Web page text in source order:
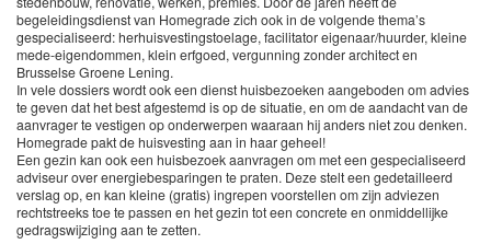
begeleidingsdienst van Homegrade zich ook in de volgende thema’s
gespecialiseerd: herhuisvestingstoelage, facilitator eigenaar/huurder, kleine
mede-eigendommen, klein erfgoed, vergunning zonder architect en
Brusselse Groene Lening.
In vele dossiers wordt ook een dienst huisbezoeken aangeboden om advies
te geven dat het best afgestemd is op de situatie, en om de aandacht van de
aanvrager te vestigen op onderwerpen waaraan hij anders niet zou denken.
Homegrade pakt de huisvesting aan in haar geheel!
Een gezin kan ook een huisbezoek aanvragen om met een gespecialiseerd
adviseur over energiebesparingen te praten. Deze stelt een gedetailleerd
verslag op, en kan kleine (gratis) ingrepen voorstellen om zijn adviezen
rechtstreeks toe te passen en het gezin tot een concrete en onmiddellijke
gedragswijziging aan te zetten.